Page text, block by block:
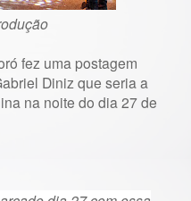
fez uma postagem
Diniz que seria a
na noite do dia 27 de